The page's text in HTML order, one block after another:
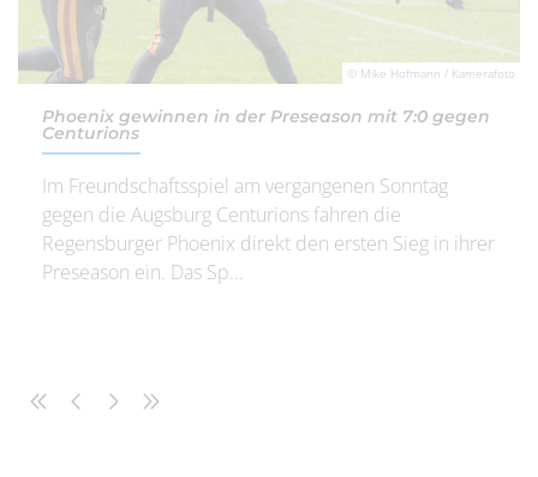
© Mike Hofmann / Kamerafoto
Phoenix gewinnen in der Preseason mit 7:0 gegen
Centurions
Im Freundschaftsspiel am vergangenen Sonntag
gegen die Augsburg Centurions fahren die
Regensburger Phoenix direkt den ersten Sieg in ihrer
Preseason ein. Das Sp...